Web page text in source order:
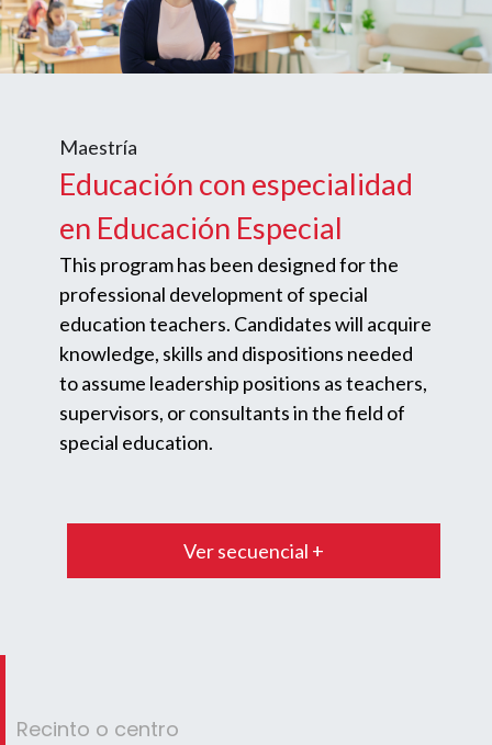
Maestría
Educación con especialidad
en Educación Especial
This program has been designed for the
professional development of special
education teachers. Candidates will acquire
knowledge, skills and dispositions needed
to assume leadership positions as teachers,
supervisors, or consultants in the field of
special education.
Ver secuencial +
Recinto o centro